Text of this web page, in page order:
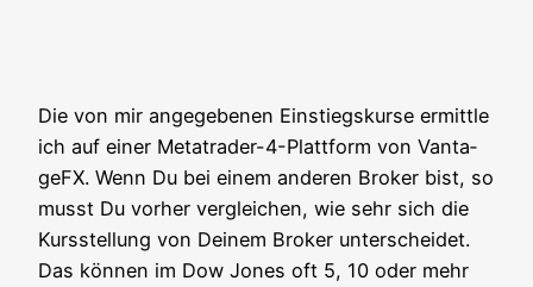
Die von mir ange­ge­be­nen Ein­stiegs­kur­se ermitt­le
ich auf einer Metat­rader-4-Platt­form von Van­ta­
ge­FX. Wenn Du bei einem ande­ren Bro­ker bist, so
musst Du vor­her ver­glei­chen, wie sehr sich die
Kurs­stel­lung von Dei­nem Bro­ker unter­schei­det.
Das kön­nen im Dow Jones oft 5, 10 oder mehr